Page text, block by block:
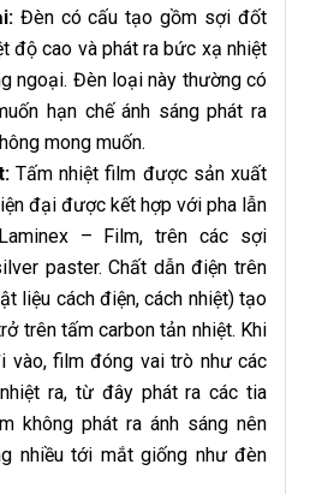
Đèn có cấu tạo gồm sợi đốt
độ cao và phát ra bức xạ nhiệt
ngoại. Đèn loại này thường có
hạn chế ánh sáng phát ra
mong muốn.
Tấm nhiệt film được sản xuất
đại được kết hợp với pha lẫn
– Film, trên các sợi
paster. Chất dẫn điện trên
liệu cách điện, cách nhiệt) tạo
trên tấm carbon tản nhiệt. Khi
vào, film đóng vai trò như các
ra, từ đây phát ra các tia
không phát ra ánh sáng nên
nhiều tới mắt giống như đèn